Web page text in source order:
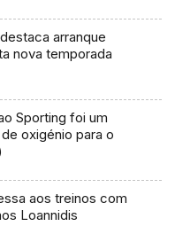
arranque
nova temporada
Sporting foi um
oxigénio para o
aos treinos com
Loannidis